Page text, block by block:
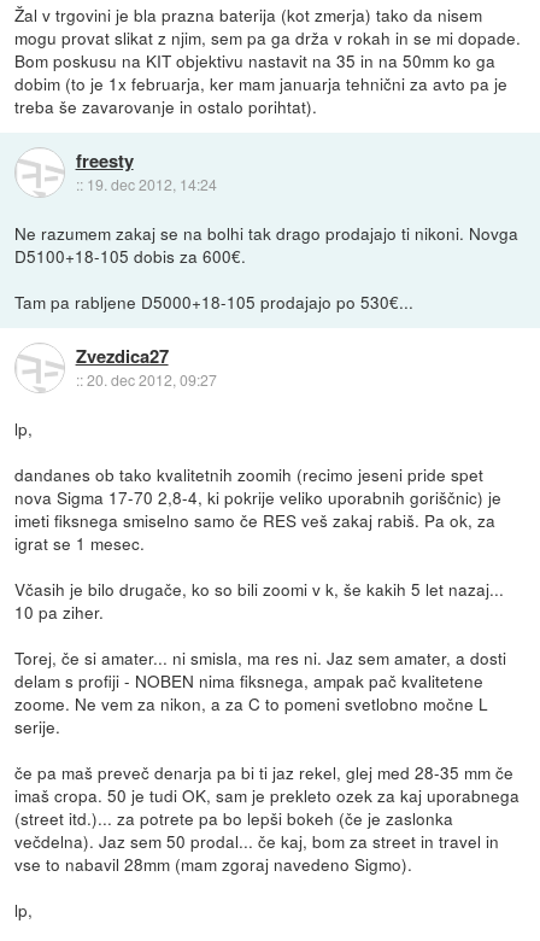
Žal v trgovini je bla prazna baterija (kot zmerja) tako da nisem
mogu provat slikat z njim, sem pa ga drža v rokah in se mi dopade.
Bom poskusu na KIT objektivu nastavit na 35 in na 50mm ko ga
dobim (to je 1x februarja, ker mam januarja tehnični za avto pa je
treba še zavarovanje in ostalo porihtat).
freesty
:: 19. dec 2012, 14:24
Ne razumem zakaj se na bolhi tak drago prodajajo ti nikoni. Novga
D5100+18-105 dobis za 600€.
Tam pa rabljene D5000+18-105 prodajajo po 530€...
Zvezdica27
::20. dec 2012, 09:27
lp,
dandanes ob tako kvalitetnih zoomih (recimo jeseni pride spet
nova Sigma 17-70 2,8-4, ki pokrije veliko uporabnih goriščnic) je
imeti fiksnega smiselno samo če RES veš zakaj rabiš. Pa ok, za
igrat se 1 mesec.
Včasih je bilo drugače, ko so bili zoomi v k, še kakih 5 let nazaj...
10 pa ziher.
Torej, če si amater... ni smisla, ma res ni. Jaz sem amater, a dosti
delam s profiji - NOBEN nima fiksnega, ampak pač kvalitetene
zoome. Ne vem za nikon, a za C to pomeni svetlobno močne L
serije.
če pa maš preveč denarja pa bi ti jaz rekel, glej med 28-35 mm če
imaš cropa. 50 je tudi OK, sam je prekleto ozek za kaj uporabnega
(street itd.)... za potrete pa bo lepši bokeh (če je zaslonka
večdelna). Jaz sem 50 prodal... če kaj, bom za street in travel in
vse to nabavil 28mm (mam zgoraj navedeno Sigmo).
lp,